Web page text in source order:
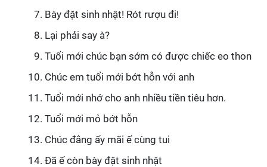
Bày đặt sinh nhật! Rót rượu đi!
Lại phải say à?
Tuổi mới chúc bạn sớm có được chiếc eo thon
Chúc em tuổi mới bớt hỗn với anh
Tuổi mới nhớ cho anh nhiều tiền tiêu hơn.
Tuổi mới mỏ bớt hỗn
Chúc đằng ấy mãi ế cùng tui
Đã ế còn bày đặt sinh nhật